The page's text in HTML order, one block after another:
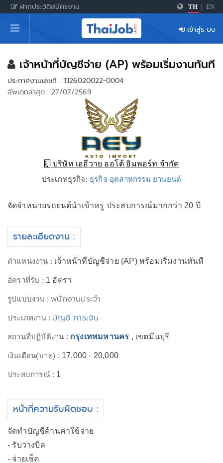
ฝากประวัติสมัครงาน TH EN
หน้าหลัก
ผู้สมัครงาน: เข้าสู่ระบบ
ฝากประวัติสมัครงาน
เกร็ดความรู้
สำหรับผู้ประกอบการ
เข้าสู่ระบบ
เจ้าหน้าที่บัญชีจ่าย (AP) พร้อมเริ่มงานทันที
ประกาศงานเลขที่ : TJ26020022-0004
อัพเดทล่าสุด : 27/07/2569
บริษัท เออีวาย ออโต้ อิมพอร์ท จำกัด
ประเภทธุรกิจ: ธุรกิจ อุตสาหกรรม ยานยนต์
จัดจำหน่ายรถยนต์นำเข้าหรู ประสบการณ์มากกว่า 20 ปี
รายละเอียดงาน :
ตำแหน่งงาน : เจ้าหน้าที่บัญชีจ่าย (AP) พร้อมเริ่มงานทันที
อัตราที่รับ : 1 อัตรา
รูปแบบงาน :พนักงานประจำ
ประเภทงาน : บัญชี การเงิน
สถานที่ปฏิบัติงาน : กรุงเทพมหานคร , เขตมีนบุรี
เงินเดือน(บาท) : 17,000 - 20,000
ประสบการณ์ : 1
หน้าที่ความรับผิดชอบ :
จัดทำบัญชีด้านค่าใช้จ่าย
- รับวางบิล
- จ่ายเช็ค